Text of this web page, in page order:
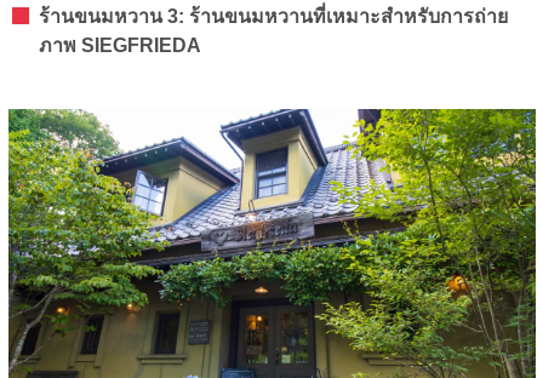
ร้านขนมหวาน 3: ร้านขนมหวานที่เหมาะสำหรับการถ่าย
ภาพ SIEGFRIEDA